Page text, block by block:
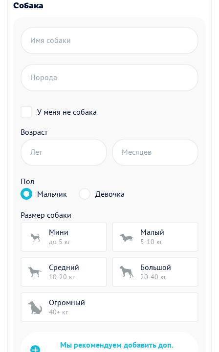
Собака
Имя собаки
Порода
У меня не собака
Возраст
Лет Месяцев
Пол
Мальчик
Девочка
Размер собаки
Мини
до 5 кг
Малый
5-10 кг
Средний
10-20 кг
Большой
20-40 кг
Огромный
40+ кг
Мы рекомендуем добавить доп.